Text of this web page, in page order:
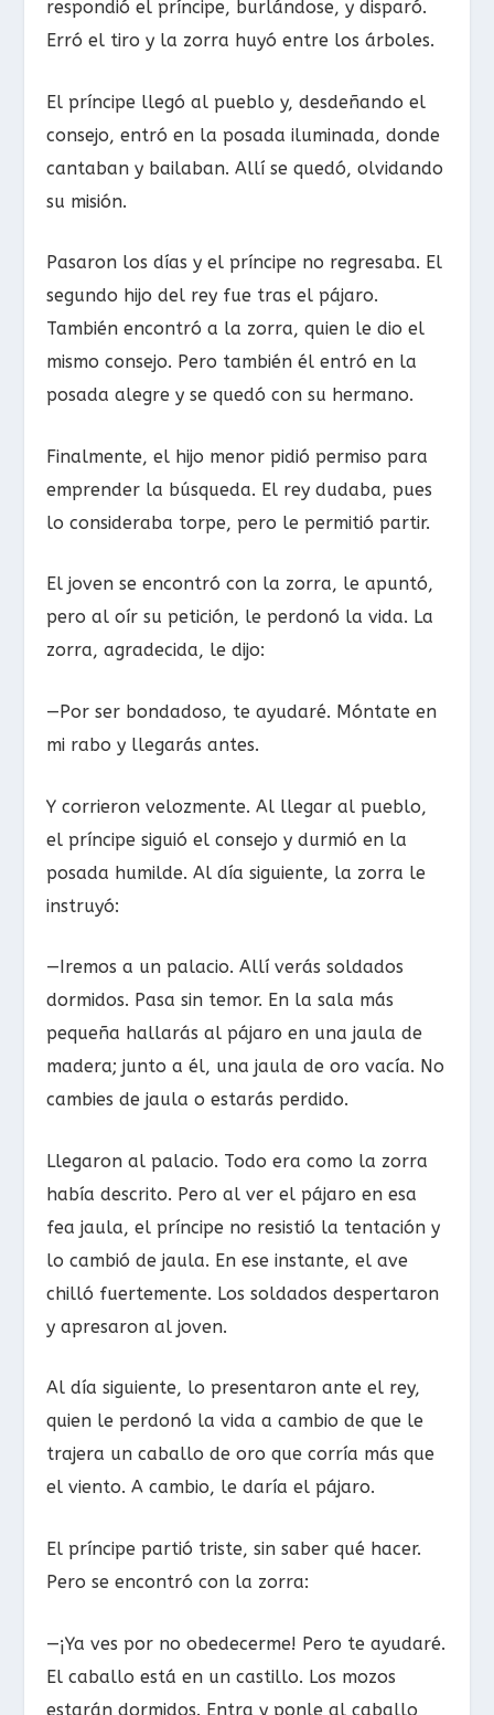
respondió el príncipe, burlándose, y disparó.
Erró el tiro y la zorra huyó entre los árboles.
El príncipe llegó al pueblo y, desdeñando el
consejo, entró en la posada iluminada, donde
cantaban y bailaban. Allí se quedó, olvidando
su misión.
Pasaron los días y el príncipe no regresaba. El
segundo hijo del rey fue tras el pájaro.
También encontró a la zorra, quien le dio el
mismo consejo. Pero también él entró en la
posada alegre y se quedó con su hermano.
Finalmente, el hijo menor pidió permiso para
emprender la búsqueda. El rey dudaba, pues
lo consideraba torpe, pero le permitió partir.
El joven se encontró con la zorra, le apuntó,
pero al oír su petición, le perdonó la vida. La
zorra, agradecida, le dijo:
—Por ser bondadoso, te ayudaré. Móntate en
mi rabo y llegarás antes.
Y corrieron velozmente. Al llegar al pueblo,
el príncipe siguió el consejo y durmió en la
posada humilde. Al día siguiente, la zorra le
instruyó:
—Iremos a un palacio. Allí verás soldados
dormidos. Pasa sin temor. En la sala más
pequeña hallarás al pájaro en una jaula de
madera; junto a él, una jaula de oro vacía. No
cambies de jaula o estarás perdido.
Llegaron al palacio. Todo era como la zorra
había descrito. Pero al ver el pájaro en esa
fea jaula, el príncipe no resistió la tentación y
lo cambió de jaula. En ese instante, el ave
chilló fuertemente. Los soldados despertaron
y apresaron al joven.
Al día siguiente, lo presentaron ante el rey,
quien le perdonó la vida a cambio de que le
trajera un caballo de oro que corría más que
el viento. A cambio, le daría el pájaro.
El príncipe partió triste, sin saber qué hacer.
Pero se encontró con la zorra:
—¡Ya ves por no obedecerme! Pero te ayudaré.
El caballo está en un castillo. Los mozos
estarán dormidos. Entra y ponle al caballo